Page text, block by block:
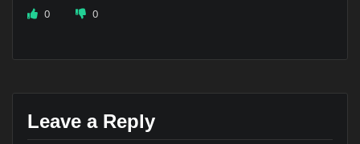
0 0
Leave a Reply